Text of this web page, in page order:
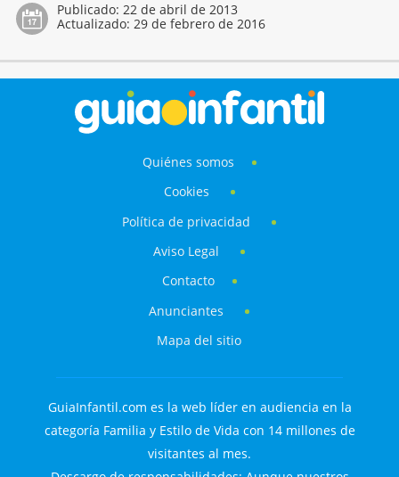
Publicado: 22 de abril de 2013
Actualizado: 29 de febrero de 2016
Quiénes somos
Cookies
Política de privacidad
Aviso Legal
Contacto
Anunciantes
Mapa del sitio
GuiaInfantil.com es la web líder en audiencia en la
categoría Familia y Estilo de Vida con 14 millones de
visitantes al mes.